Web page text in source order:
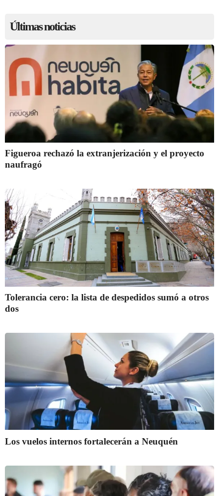
Últimas noticias
Figueroa rechazó la extranjerización y el proyecto
naufragó
Tolerancia cero: la lista de despedidos sumó a otros
dos
Los vuelos internos fortalecerán a Neuquén